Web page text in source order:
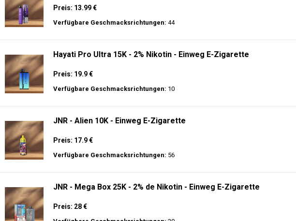
Preis: 13.99 €
Verfügbare Geschmacksrichtungen: 44
Hayati Pro Ultra 15K - 2% Nikotin - Einweg E-Zigarette
Preis: 19.9 €
Verfügbare Geschmacksrichtungen: 10
JNR - Alien 10K - Einweg E-Zigarette
Preis: 17.9 €
Verfügbare Geschmacksrichtungen: 56
JNR - Mega Box 25K - 2% de Nikotin - Einweg E-Zigarette
Preis: 28 €